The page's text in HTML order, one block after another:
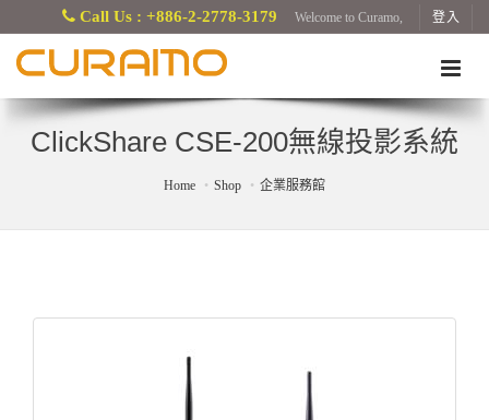
Call Us : +886-2-2778-3179 Welcome to Curamo, 登入
ClickShare CSE-200無線投影系統
Home Shop 企業服務館